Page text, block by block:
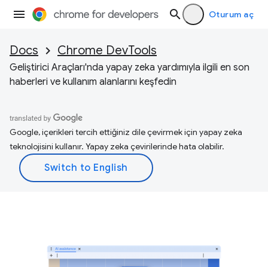
Oturum aç
Docs Chrome DevTools
Geliştirici Araçları'nda yapay zeka yardımıyla ilgili en son
haberleri ve kullanım alanlarını keşfedin
Google, içerikleri tercih ettiğiniz dile çevirmek için yapay zeka
teknolojisini kullanır. Yapay zeka çevirilerinde hata olabilir.